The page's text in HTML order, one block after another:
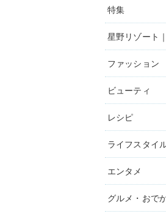
特集
星野リゾート
ファッション
ビューティ
レシピ
ライフスタイ
エンタメ
グルメ・おで